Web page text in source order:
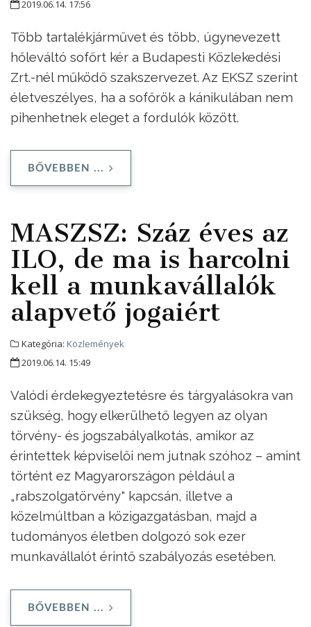
2019.06.14. 17:56
Több tartalékjárművet és több, úgynevezett
hőleváltó sofőrt kér a Budapesti Közlekedési
Zrt.-nél működő szakszervezet. Az EKSZ szerint
életveszélyes, ha a sofőrök a kánikulában nem
pihenhetnek eleget a fordulók között.
BŐVEBBEN ...
MASZSZ: Száz éves az
ILO, de ma is harcolni
kell a munkavállalók
alapvető jogaiért
Kategória: Közlemények
2019.06.14. 15:49
Valódi érdekegyeztetésre és tárgyalásokra van
szükség, hogy elkerülhető legyen az olyan
törvény- és jogszabályalkotás, amikor az
érintettek képviselői nem jutnak szóhoz – amint
történt ez Magyarországon például a
„rabszolgatörvény" kapcsán, illetve a
közelmúltban a közigazgatásban, majd a
tudományos életben dolgozó sok ezer
munkavállalót érintő szabályozás esetében.
BŐVEBBEN ...